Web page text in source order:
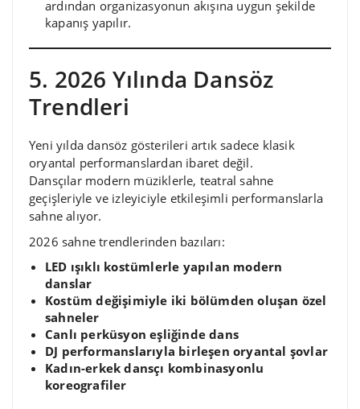
ardından organizasyonun akışına uygun şekilde
kapanış yapılır.
5. 2026 Yılında Dansöz
Trendleri
Yeni yılda dansöz gösterileri artık sadece klasik
oryantal performanslardan ibaret değil.
Dansçılar modern müziklerle, teatral sahne
geçişleriyle ve izleyiciyle etkileşimli performanslarla
sahne alıyor.
2026 sahne trendlerinden bazıları:
LED ışıklı kostümlerle yapılan modern
danslar
Kostüm değişimiyle iki bölümden oluşan özel
sahneler
Canlı perküsyon eşliğinde dans
DJ performanslarıyla birleşen oryantal şovlar
Kadın-erkek dansçı kombinasyonlu
koreografiler